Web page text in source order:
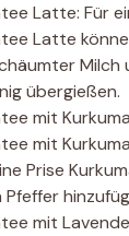
Latte: Für
Latte
Milch
übergießen.
mit
mit
Prise
mit